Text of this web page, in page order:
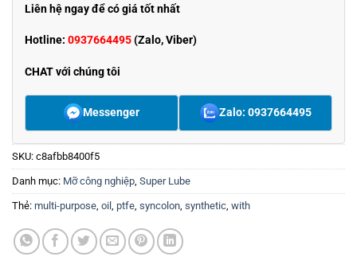
Liên hệ ngay để có giá tốt nhất
Hotline: 0937664495(Zalo, Viber)
CHAT với chúng tôi
Messenger Zalo: 0937664495
SKU: c8afbb8400f5
Danh mục: Mỡ công nghiệp Super Lube
Thẻ: multi-purpose oil ptfe syncolon synthetic with